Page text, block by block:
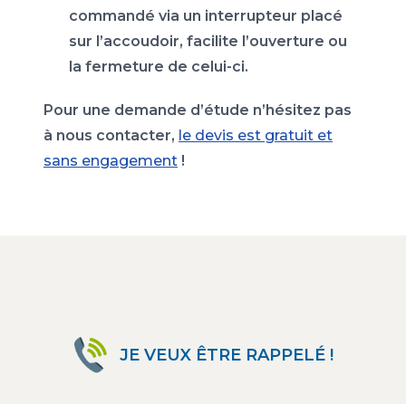
commandé via un interrupteur placé
sur l’accoudoir, facilite l’ouverture ou
la fermeture de celui-ci.
Pour une demande d’étude n’hésitez pas
à nous contacter, le devis est gratuit et
sans engagement !
JE VEUX ÊTRE RAPPELÉ !